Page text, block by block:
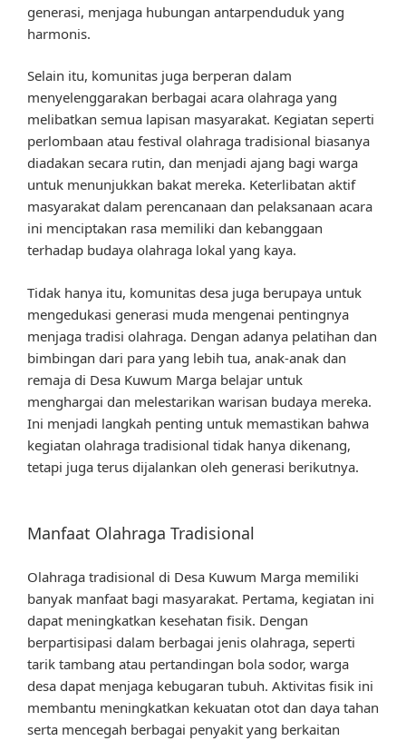
generasi, menjaga hubungan antarpenduduk yang
harmonis.
Selain itu, komunitas juga berperan dalam
menyelenggarakan berbagai acara olahraga yang
melibatkan semua lapisan masyarakat. Kegiatan seperti
perlombaan atau festival olahraga tradisional biasanya
diadakan secara rutin, dan menjadi ajang bagi warga
untuk menunjukkan bakat mereka. Keterlibatan aktif
masyarakat dalam perencanaan dan pelaksanaan acara
ini menciptakan rasa memiliki dan kebanggaan
terhadap budaya olahraga lokal yang kaya.
Tidak hanya itu, komunitas desa juga berupaya untuk
mengedukasi generasi muda mengenai pentingnya
menjaga tradisi olahraga. Dengan adanya pelatihan dan
bimbingan dari para yang lebih tua, anak-anak dan
remaja di Desa Kuwum Marga belajar untuk
menghargai dan melestarikan warisan budaya mereka.
Ini menjadi langkah penting untuk memastikan bahwa
kegiatan olahraga tradisional tidak hanya dikenang,
tetapi juga terus dijalankan oleh generasi berikutnya.
Manfaat Olahraga Tradisional
Olahraga tradisional di Desa Kuwum Marga memiliki
banyak manfaat bagi masyarakat. Pertama, kegiatan ini
dapat meningkatkan kesehatan fisik. Dengan
berpartisipasi dalam berbagai jenis olahraga, seperti
tarik tambang atau pertandingan bola sodor, warga
desa dapat menjaga kebugaran tubuh. Aktivitas fisik ini
membantu meningkatkan kekuatan otot dan daya tahan
serta mencegah berbagai penyakit yang berkaitan